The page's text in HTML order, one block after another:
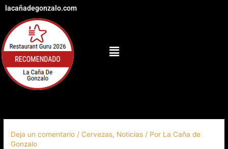
contenido
lacañadegonzalo.com
Menú
Deja un comentario /Cervezas, Noticias / Por La Caña de
Gonzalo